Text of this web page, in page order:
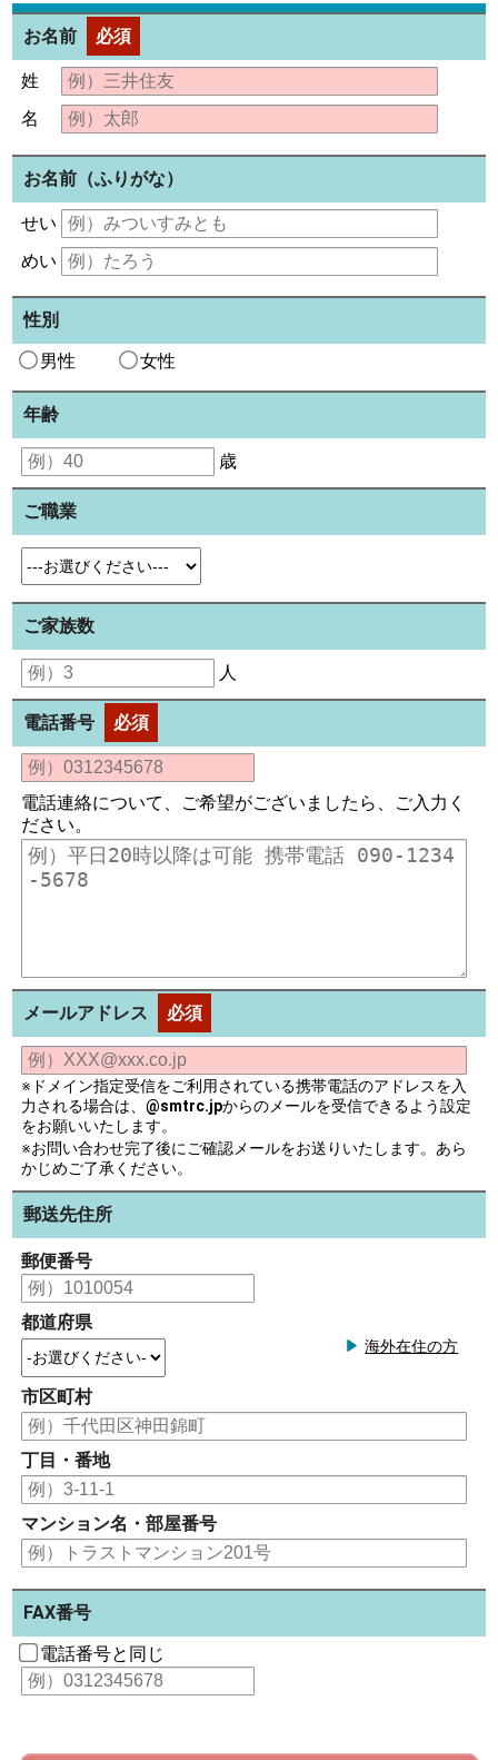
お名前 必須
姓
名
お名前（ふりがな）
せい
めい
性別
男性
女性
年齢
歳
ご職業
ご家族数
人
電話番号 必須
電話連絡について、ご希望がございましたら、ご入力く
ださい。
メールアドレス 必須
※ドメイン指定受信をご利用されている携帯電話のアドレスを入
力される場合は、@smtrc.jpからのメールを受信できるよう設定
をお願いいたします。
※お問い合わせ完了後にご確認メールをお送りいたします。あら
かじめご了承ください。
郵送先住所
郵便番号
都道府県
海外在住の方
市区町村
丁目・番地
マンション名・部屋番号
FAX番号
電話番号と同じ